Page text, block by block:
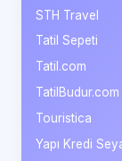
STH Travel
Tatil Sepeti
Tatil.com
TatilBudur.com
Touristica
Yapı Kredi